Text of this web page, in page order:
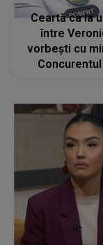
Ceartă ca la
între
vorbești cu